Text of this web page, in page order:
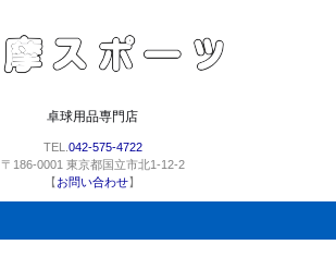
卓球用品専門店
TEL. 042-575-4722
〒186-0001 東京都国立市北1-12-2
【お問い合わせ】